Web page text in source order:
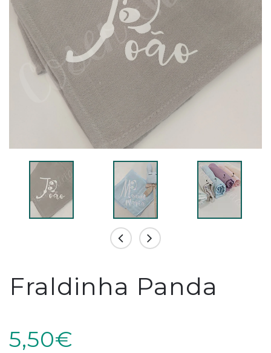
Fraldinha Panda
5,50€